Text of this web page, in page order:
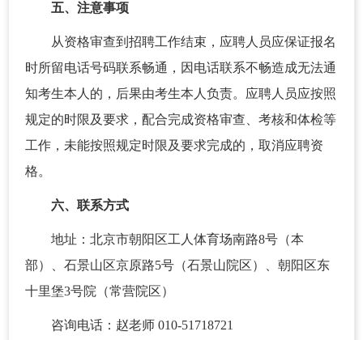
五、注意事项
从资格审查到招聘工作结束，应聘人员应保证报名
时所留电话号码联系畅通，因电话联系不畅造成无法通
知考生本人的，后果由考生本人负责。应聘人员应按照
规定的时限及要求，配合完成资格审查、考核和体检等
工作，未能按照规定时限及要求完成的，取消应聘资
格。
六、联系方式
地址：北京市朝阳区工人体育场南路8号（本
部）、石景山区京原路5号（石景山院区）、朝阳区东
十里堡3号院（常营院区）
咨询电话：赵老师 010-51718721